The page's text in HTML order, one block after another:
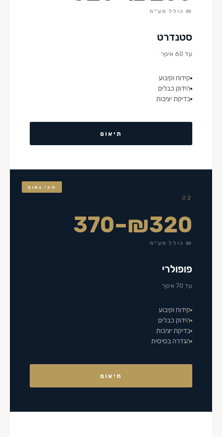
₪ כולל מע״מ
סטנדרט
עד 60 אינץ׳
קידוח וקיבוע
הידוק כבלים
בדיקת יציבות
תיאום
הכי נפוץ
02
₪320–370
₪ כולל מע״מ
פופולרי
עד 70 אינץ׳
קידוח וקיבוע
הידוק כבלים
בדיקת יציבות
הגדרה בסיסית
תיאום